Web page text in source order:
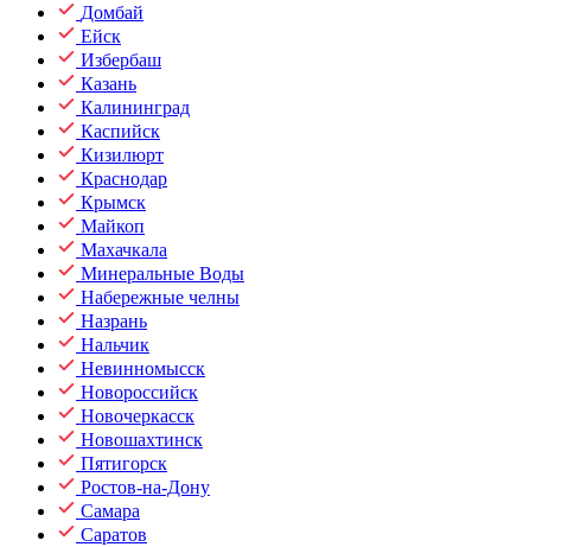
Домбай
Ейск
Избербаш
Казань
Калининград
Каспийск
Кизилюрт
Краснодар
Крымск
Майкоп
Махачкала
Минеральные Воды
Набережные челны
Назрань
Нальчик
Невинномысск
Новороссийск
Новочеркасск
Новошахтинск
Пятигорск
Ростов-на-Дону
Самара
Саратов